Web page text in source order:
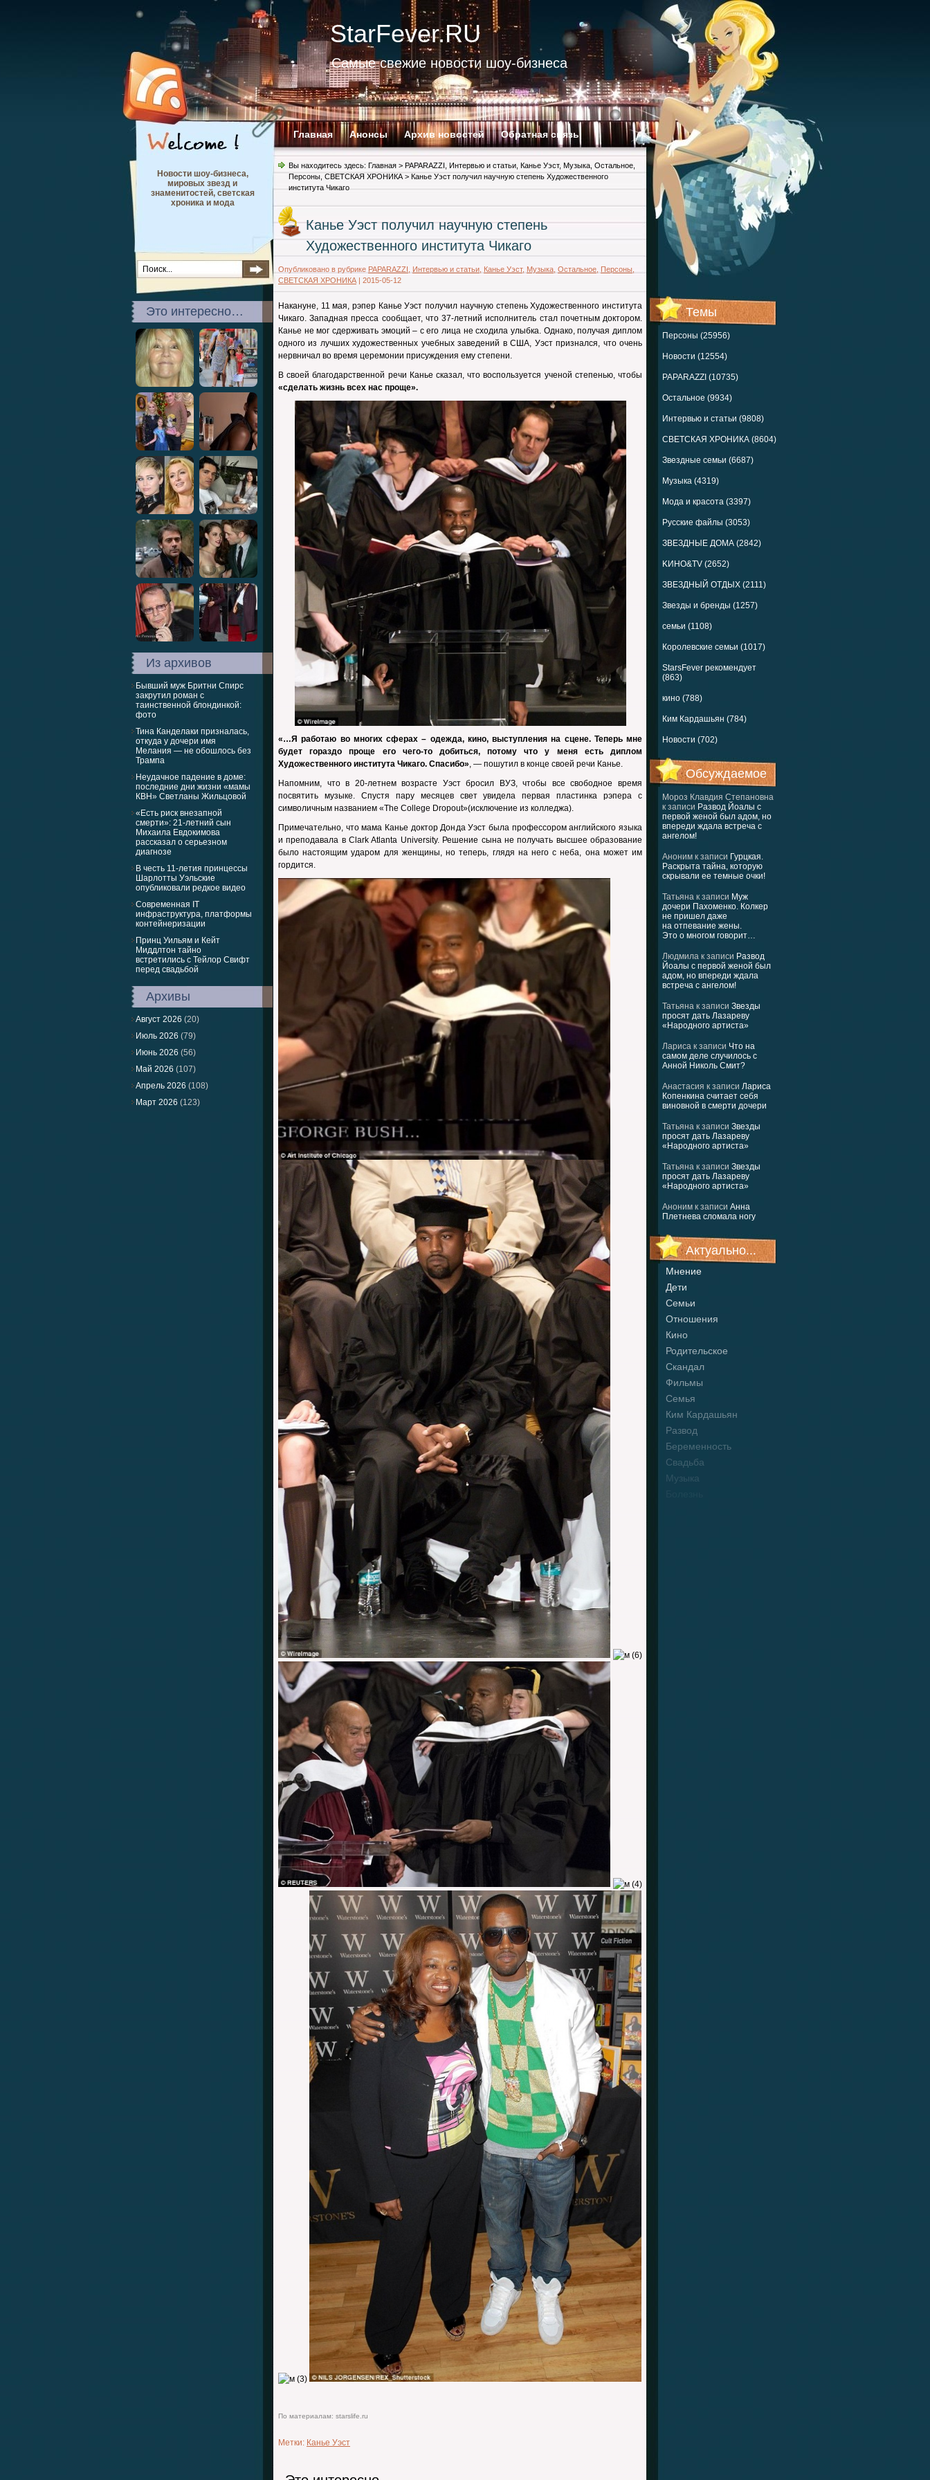
StarFever.RU
Самые свежие новости шоу-бизнеса
Главная Анонсы Архив новостей Обратная связь
Темы
Персоны (25956)
Новости (12554)
PAPARAZZI (10735)
Остальное (9934)
Интервью и статьи (9808)
СВЕТСКАЯ ХРОНИКА (8604)
Звездные семьи (6687)
Музыка (4319)
Мода и красота (3397)
Русские файлы (3053)
ЗВЕЗДНЫЕ ДОМА (2842)
KИНО&TV (2652)
ЗВЕЗДНЫЙ ОТДЫХ (2111)
Звезды и бренды (1257)
семьи (1108)
Королевские семьи (1017)
StarsFever рекомендует
(863)
кино (788)
Ким Кардашьян (784)
Новости (702)
Обсуждаемое
Мороз Клавдия Степановна
к записи Развод Йоалы с
первой женой был адом, но
впереди ждала встреча с
ангелом!
Аноним к записи Гурцкая.
Раскрыта тайна, которую
скрывали ее темные очки!
Татьяна к записи Муж
дочери Пахоменко. Колкер
не пришел даже
на отпевание жены.
Это о многом говорит…
Людмила к записи Развод
Йоалы с первой женой был
адом, но впереди ждала
встреча с ангелом!
Татьяна к записи Звезды
просят дать Лазареву
«Народного артиста»
Лариса к записи Что на
самом деле случилось с
Анной Николь Смит?
Анастасия к записи Лариса
Копенкина считает себя
виновной в смерти дочери
Татьяна к записи Звезды
просят дать Лазареву
«Народного артиста»
Татьяна к записи Звезды
просят дать Лазареву
«Народного артиста»
Аноним к записи Анна
Плетнева сломала ногу
Актуально...
Мнение
Дети
Семьи
Отношения
Кино
Родительское
Скандал
Фильмы
Семья
Ким Кардашьян
Развод
Беременность
Свадьба
Музыка
Новости шоу-бизнеса,
мировых звезд и
знаменитостей, светская
хроника и мода
Это интересно…
Из архивов
Бывший муж Бритни Спирс
закрутил роман с
таинственной блондинкой:
фото
Тина Канделаки призналась,
откуда у дочери имя
Мелания — не обошлось без
Трампа
Неудачное падение в доме:
последние дни жизни «мамы
КВН» Светланы Жильцовой
«Есть риск внезапной
смерти»: 21-летний сын
Михаила Евдокимова
рассказал о серьезном
диагнозе
В честь 11-летия принцессы
Шарлотты Уэльские
опубликовали редкое видео
Современная IT
инфраструктура, платформы
контейнеризации
Принц Уильям и Кейт
Миддлтон тайно
встретились с Тейлор Свифт
перед свадьбой
Архивы
Август 2026 (20)
Июль 2026 (79)
Июнь 2026 (56)
Май 2026 (107)
Апрель 2026 (108)
Март 2026 (123)
Вы находитесь здесь: Главная > PAPARAZZI Интервью и статьи Канье Уэст, Музыка Остальное
Персоны СВЕТСКАЯ ХРОНИКА > Канье Уэст получил научную степень Художественного
института Чикаго
Канье Уэст получил научную степень
Художественного института Чикаго
Опубликовано в рубрике PAPARAZZI Интервью и статьи Канье Уэст, Музыка Остальное Персоны
СВЕТСКАЯ ХРОНИКА | 2015-05-12
Накануне, 11 мая, рэпер Канье Уэст получил научную степень Художественного института
Чикаго. Западная пресса сообщает, что 37-летний исполнитель стал почетным доктором.
Канье не мог сдерживать эмоций – с его лица не сходила улыбка. Однако, получая диплом
одного из лучших художественных учебных заведений в США, Уэст признался, что очень
нервничал во время церемонии присуждения ему степени.
В своей благодарственной речи Канье сказал, что воспользуется ученой степенью, чтобы
«сделать жизнь всех нас проще».
«…Я работаю во многих сферах – одежда, кино, выступления на сцене. Теперь мне
будет гораздо проще его чего-то добиться, потому что у меня есть диплом
Художественного института Чикаго. Спасибо», — пошутил в конце своей речи Канье.
Напомним, что в 20-летнем возрасте Уэст бросил ВУЗ, чтобы все свободное время
посвятить музыке. Спустя пару месяцев свет увидела первая пластинка рэпера с
символичным названием «The College Dropout»(исключение из колледжа).
Примечательно, что мама Канье доктор Донда Уэст была профессором английского языка
и преподавала в Clark Atlanta University. Решение сына не получать высшее образование
было настоящим ударом для женщины, но теперь, глядя на него с неба, она может им
гордится.
По материалам: starslife.ru
Метки: Канье Уэст